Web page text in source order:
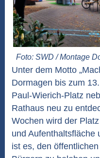
Foto: SWD / Montage
Unter dem Motto
Dormagen bis zum
Paul-Wierich-Platz
Rathaus neu zu
Wochen wird der
und Aufenthaltsfläche
ist es, den